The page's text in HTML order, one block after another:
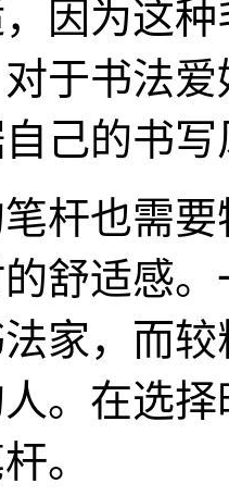
因为这
于书法
己的书
杆也需
舒适感
家，而
。在选
。